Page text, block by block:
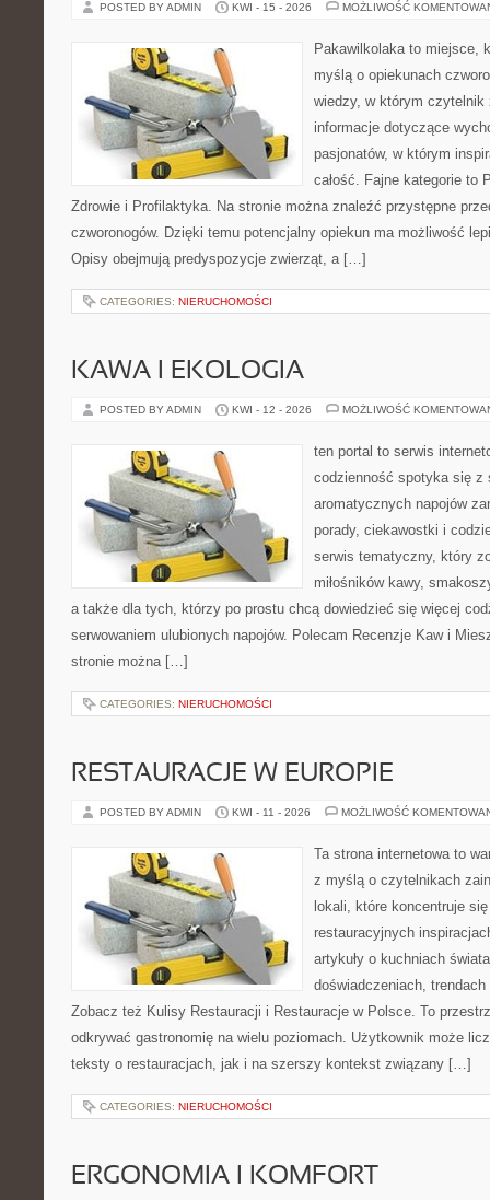
POSTED BY ADMIN KWI - 15 - 2026 MOŻLIWOŚĆ
Pakawilkolaka to miejsce,
myślą o opiekunach
wiedzy, w którym czytelnik
informacje dotyczące
pasjonatów, w którym
całość. Fajne kategorie to
Zdrowie i Profilaktyka. Na stronie można znaleźć przystępne
czworonogów. Dzięki temu potencjalny opiekun ma możliwość
Opisy obejmują predyspozycje zwierząt, a […]
CATEGORIES: NIERUCHOMOŚCI
KAWA I EKOLOGIA
POSTED BY ADMIN KWI - 12 - 2026 MOŻLIWOŚĆ
ten portal to serwis
codzienność spotyka się z
aromatycznych napojów
porady, ciekawostki i
serwis tematyczny, który
miłośników kawy,
a także dla tych, którzy po prostu chcą dowiedzieć się więcej
serwowaniem ulubionych napojów. Polecam Recenzje Kaw i
stronie można […]
CATEGORIES: NIERUCHOMOŚCI
RESTAURACJE W EUROPIE
POSTED BY ADMIN KWI - 11 - 2026 MOŻLIWOŚĆ
Ta strona internetowa to
z myślą o czytelnikach
lokali, które koncentruje
restauracyjnych
artykuły o kuchniach
doświadczeniach,
Zobacz też Kulisy Restauracji i Restauracje w Polsce. To
odkrywać gastronomię na wielu poziomach. Użytkownik może
teksty o restauracjach, jak i na szerszy kontekst związany […]
CATEGORIES: NIERUCHOMOŚCI
ERGONOMIA I KOMFORT